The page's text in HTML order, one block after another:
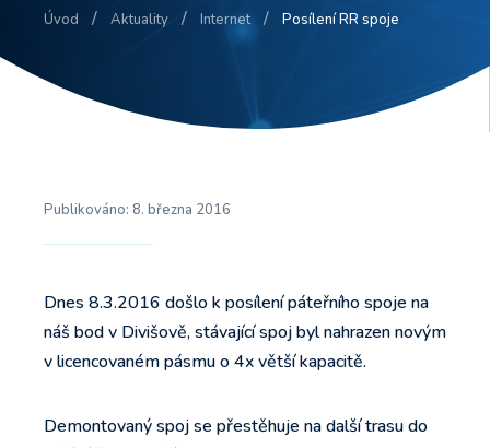
Úvod / Aktuality / Internet / Posílení RR spoje
Publikováno: 8. března 2016
Dnes 8.3.2016 došlo k posílení páteřního spoje na
náš bod v Divišově, stávající spoj byl nahrazen novým
v licencovaném pásmu o 4x větší kapacitě.
Demontovaný spoj se přestěhuje na další trasu do